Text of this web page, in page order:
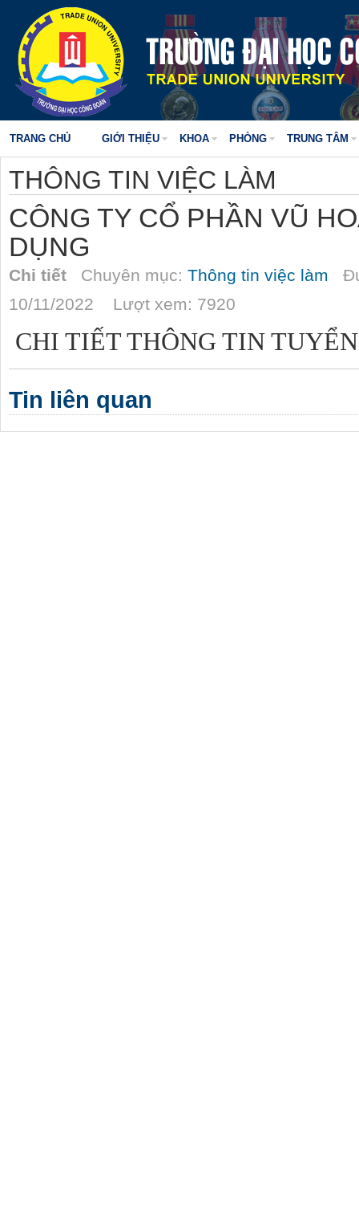
TRANG CHỦ GIỚI THIỆU KHOA PHÒNG TRUNG TÂM
THÔNG TIN VIỆC LÀM
CÔNG TY CỔ PHẦN VŨ
DỤNG
Chi tiết Chuyên mục: Thông tin việc làm
10/11/2022 Lượt xem: 7920
CHI TIẾT THÔNG TIN
Tin liên quan